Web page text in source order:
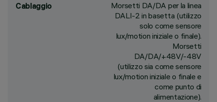
Cablaggio
Morsetti DA/DA per la linea
DALI-2 in basetta (utilizzo
solo come sensore
lux/motion iniziale o finale).
Morsetti
DA/DA/+48V/-48V
(utilizzo sia come sensore
lux/motion iniziale o finale e
come punto di
alimentazione).